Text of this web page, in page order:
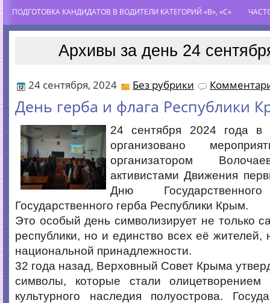
ПОДГОТОВКА КАНДИДАТОВ В ВОДИТЕЛИ КАТЕГОРИЙ «В», «С»
Архивы за день 24
24 сентября, 2024 Без рубрики
День герба и флага Республики
24 сентября 2024 года в
организовано
организатором
активистами Движения
Дню
Государственного герба Республики Крым.
Это особый день символизирует не только
республики, но и единство всех её жителей,
национальной принадлежности.
32 года назад, Верховный Совет Крыма
символы, которые стали олицетворением
культурного наследия полуострова.